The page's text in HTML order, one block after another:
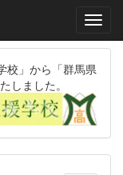
校」から「群馬県
しました。